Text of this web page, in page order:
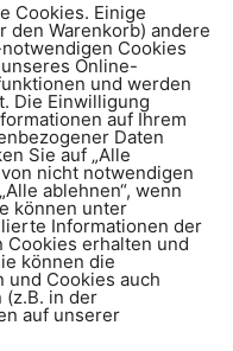
Facebook
Verkehrsdienst
53 - 70794
Cookies. Einige
den Warenkorb) andere
Cookies
Online-
und werden
Die Einwilligung
auf Ihrem
Daten
Sie auf „Alle
nicht notwendigen
ablehnen“, wenn
können unter
Informationen der
erhalten und
können die
Cookies auch
(z.B. in der
auf unserer